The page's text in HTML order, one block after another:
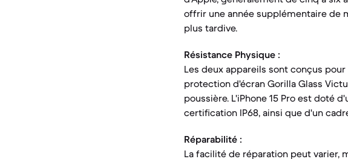
offrir une année supplémentaire de
plus tardive.
Résistance Physique :
Les deux appareils sont conçus
protection d'écran Gorilla Glass
poussière. L'iPhone 15 Pro est doté
certification IP68, ainsi que d'un
Réparabilité :
La facilité de réparation peut varier,